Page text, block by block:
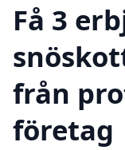
Få 3
från
företag